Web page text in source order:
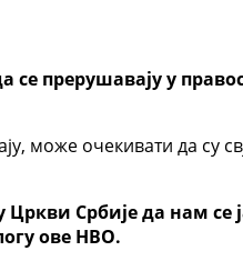
прерушавају у
може очекивати да су
Србије да нам се
ове НВО.